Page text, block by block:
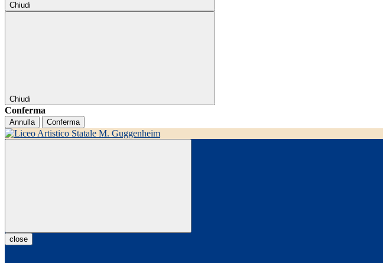
Chiudi
Chiudi
Conferma
Annulla Conferma
close